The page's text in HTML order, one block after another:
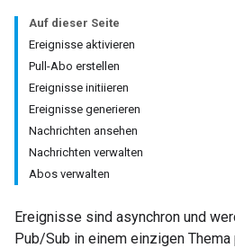
Auf dieser Seite
Ereignisse aktivieren
Pull-Abo erstellen
Ereignisse initiieren
Ereignisse generieren
Nachrichten ansehen
Nachrichten verwalten
Abos verwalten
Ereignisse sind asynchron und
Pub/Sub in einem einzigen